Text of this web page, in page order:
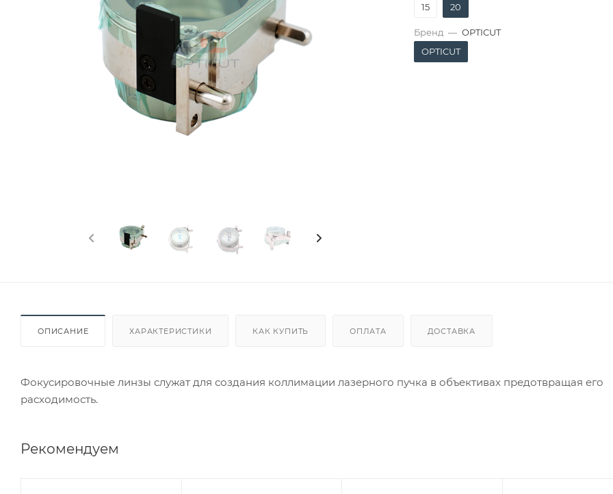
15
20
Бренд — OPTICUT
OPTICUT
ОПИСАНИЕ ХАРАКТЕРИСТИКИ КАК КУПИТЬ ОПЛАТА ДОСТАВКА
Фокусировочные линзы служат для создания коллимации лазерного пучка в объективах предотвращая его
расходимость.
Рекомендуем